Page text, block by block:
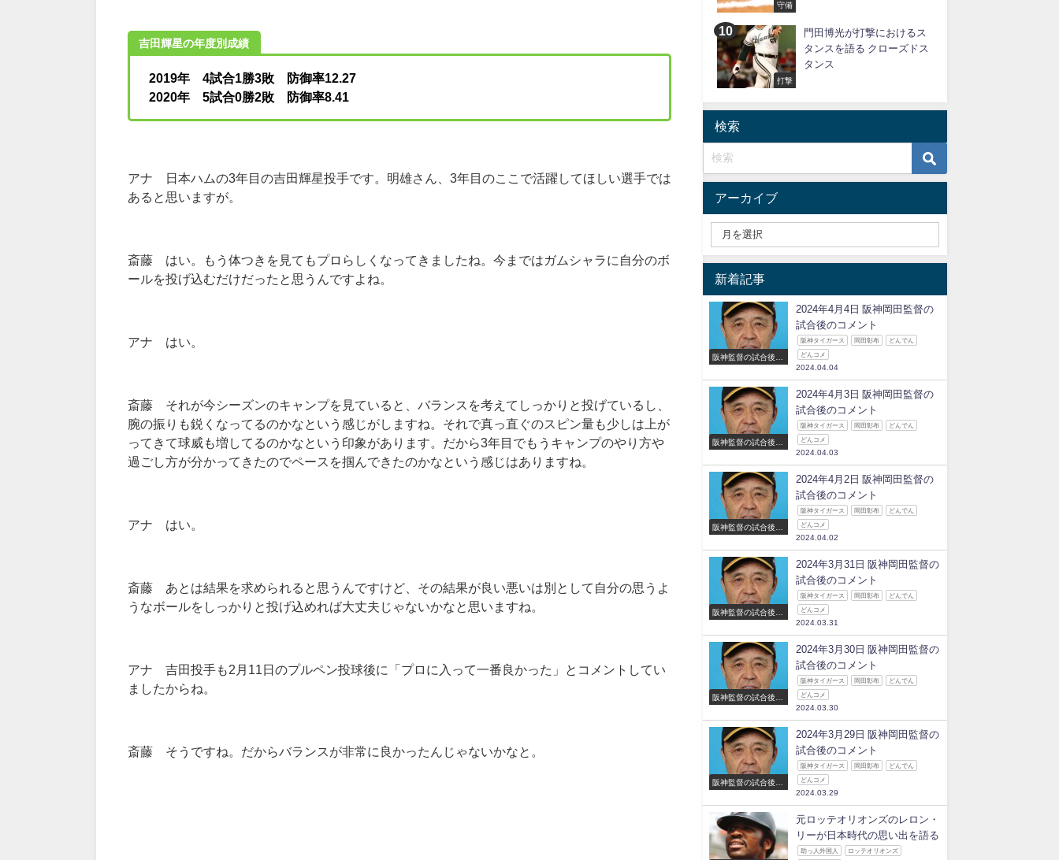
吉田輝星の年度別成績
2019年 4試合1勝3敗 防御率12.27
2020年 5試合0勝2敗 防御率8.41
アナ 日本ハムの3年目の吉田輝星投手です。明雄さん、3年目のここで活躍してほしい選手では
あると思いますが。
斎藤 はい。もう体つきを見てもプロらしくなってきましたね。今まではガムシャラに自分のボ
ールを投げ込むだけだったと思うんですよね。
アナ はい。
斎藤 それが今シーズンのキャンプを見ていると、バランスを考えてしっかりと投げているし、
腕の振りも鋭くなってるのかなという感じがしますね。それで真っ直ぐのスピン量も少しは上が
ってきて球威も増してるのかなという印象があります。だから3年目でもうキャンプのやり方や
過ごし方が分かってきたのでペースを掴んできたのかなという感じはありますね。
アナ はい。
斎藤 あとは結果を求められると思うんですけど、その結果が良い悪いは別として自分の思うよ
うなボールをしっかりと投げ込めれば大丈夫じゃないかなと思いますね。
アナ 吉田投手も2月11日のプルペン投球後に「プロに入って一番良かった」とコメントしてい
ましたからね。
斎藤 そうですね。だからバランスが非常に良かったんじゃないかなと。
守備
打撃
門田博光が打撃におけるス
タンスを語る クローズドス
タンス
検索
アーカイブ
新着記事
阪神監督の試合後の
2024年4月4日 阪神岡田監督の
試合後のコメント
阪神タイガース 岡田彰布 どんでん
どんコメ
2024.04.04
阪神監督の試合後の
2024年4月3日 阪神岡田監督の
試合後のコメント
阪神タイガース 岡田彰布 どんでん
どんコメ
2024.04.03
阪神監督の試合後の
2024年4月2日 阪神岡田監督の
試合後のコメント
阪神タイガース 岡田彰布 どんでん
どんコメ
2024.04.02
阪神監督の試合後の
2024年3月31日 阪神岡田監督の
試合後のコメント
阪神タイガース 岡田彰布 どんでん
どんコメ
2024.03.31
阪神監督の試合後の
2024年3月30日 阪神岡田監督の
試合後のコメント
阪神タイガース 岡田彰布 どんでん
どんコメ
2024.03.30
阪神監督の試合後の
2024年3月29日 阪神岡田監督の
試合後のコメント
阪神タイガース 岡田彰布 どんでん
どんコメ
2024.03.29
元ロッテオリオンズのレロン・
リーが日本時代の思い出を語る
助っ人外国人 ロッテオリオンズ